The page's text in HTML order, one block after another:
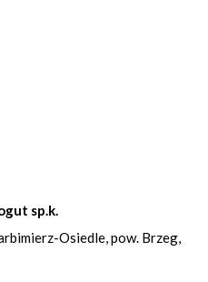
sp.k.
Osiedle, pow. Brzeg,